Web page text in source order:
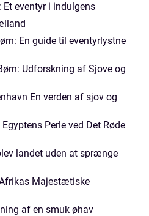
eventyr i indulgens
En guide til eventyrlystne
Udforskning af Sjove og
En verden af sjov og
Perle ved Det Røde
landet uden at sprænge
Majestætiske
af en smuk øhav